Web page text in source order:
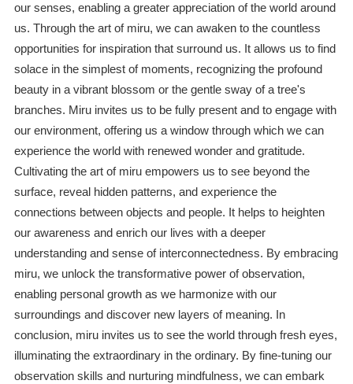
our senses, enabling a greater appreciation of the world around
us. Through the art of miru, we can awaken to the countless
opportunities for inspiration that surround us. It allows us to find
solace in the simplest of moments, recognizing the profound
beauty in a vibrant blossom or the gentle sway of a tree's
branches. Miru invites us to be fully present and to engage with
our environment, offering us a window through which we can
experience the world with renewed wonder and gratitude.
Cultivating the art of miru empowers us to see beyond the
surface, reveal hidden patterns, and experience the
connections between objects and people. It helps to heighten
our awareness and enrich our lives with a deeper
understanding and sense of interconnectedness. By embracing
miru, we unlock the transformative power of observation,
enabling personal growth as we harmonize with our
surroundings and discover new layers of meaning. In
conclusion, miru invites us to see the world through fresh eyes,
illuminating the extraordinary in the ordinary. By fine-tuning our
observation skills and nurturing mindfulness, we can embark